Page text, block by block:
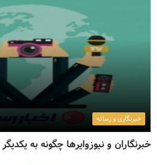
خبرنگاری و رسانه
خبرنگاران و نیوزوایرها چگونه به